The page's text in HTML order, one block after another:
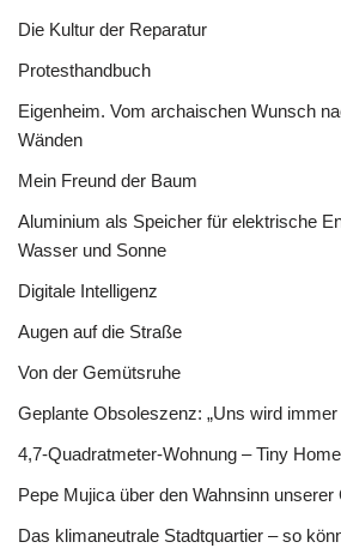
Die Kultur der Reparatur
Protesthandbuch
Eigenheim. Vom archaischen Wunsch
Wänden
Mein Freund der Baum
Aluminium als Speicher für elektrische
Wasser und Sonne
Digitale Intelligenz
Augen auf die Straße
Von der Gemütsruhe
Geplante Obsoleszenz: „Uns wird
4,7-Quadratmeter-Wohnung – Tiny
Pepe Mujica über den Wahnsinn
Das klimaneutrale Stadtquartier – so